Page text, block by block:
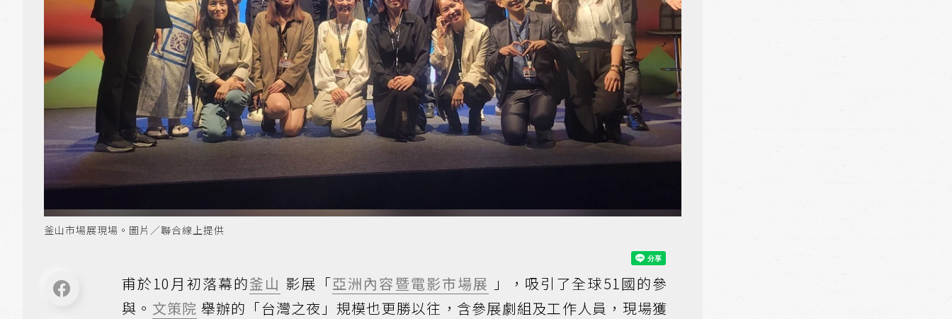
釜山市場展現場。圖片／聯合線上提供
甫於10月初落幕的釜山 影展「亞洲內容暨電影市場展 」，吸引了全球51國的參
與。 文策院 舉辦的「台灣之夜」規模也更勝以往，含參展劇組及工作人員，現場獲